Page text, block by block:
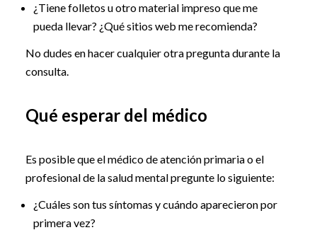
¿Tiene folletos u otro material impreso que me
pueda llevar? ¿Qué sitios web me recomienda?
No dudes en hacer cualquier otra pregunta durante la
consulta.
Qué esperar del médico
Es posible que el médico de atención primaria o el
profesional de la salud mental pregunte lo siguiente:
¿Cuáles son tus síntomas y cuándo aparecieron por
primera vez?